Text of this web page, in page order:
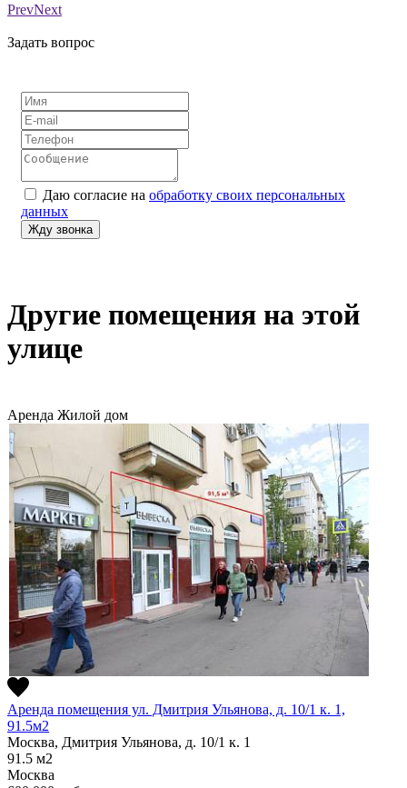
PrevNext
Задать вопрос
Даю согласие на обработку своих персональных
данных
Другие помещения на этой
улице
Аренда Жилой дом
Аренда помещения ул. Дмитрия Ульянова, д. 10/1 к. 1,
91.5м2
Москва, Дмитрия Ульянова, д. 10/1 к. 1
91.5 м2
Москва